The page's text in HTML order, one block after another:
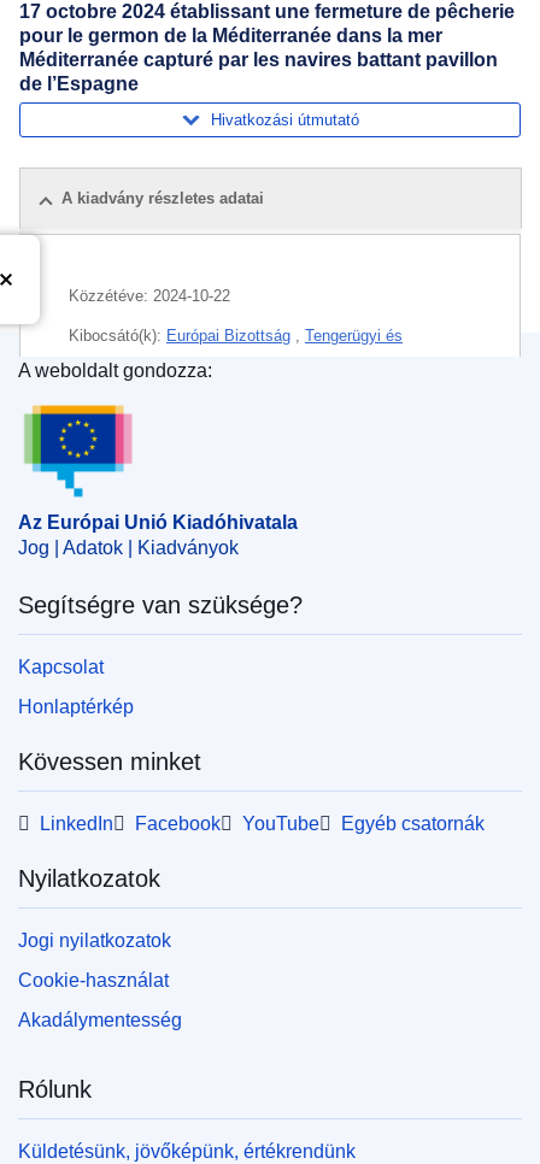
17 octobre 2024 établissant une fermeture de pêcherie
pour le germon de la Méditerranée dans la mer
Méditerranée capturé par les navires battant pavillon
de l’Espagne
Hivatkozási útmutató
A kiadvány részletes adatai
Közzétéve: 2024-10-22
Kibocsátó(k): Európai Bizottság , Tengerügyi és
Halászati Főigazgatóság
Témakör:
tenger
Spanyolország
CELEX : 32024R2739
OJ : L_202402739
IMMC : C(2024)7345/3695294
Az időszaki kiadvány összes számának
megjelenítése
Az Európai Unió Kiadóhivatala
A weboldalt gondozza:
Az Európai Unió Kiadóhivatala
Jog | Adatok | Kiadványok
Segítségre van szüksége?
Kapcsolat
Honlaptérkép
Kövessen minket
LinkedIn Facebook YouTube Egyéb csatornák
Nyilatkozatok
Jogi nyilatkozatok
Cookie-használat
Akadálymentesség
Rólunk
Küldetésünk, jövőképünk, értékrendünk